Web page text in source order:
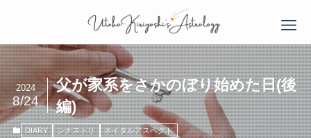
父が家系をさかのぼり始めた日(後
編)
2024
8/24
DIARY シナストリ ネイタルアスペクト